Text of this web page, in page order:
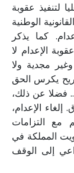
لتنفيذ عقوبة
القانونية الوطنية
كما يذكر
الإعدام لا
مجدية ولا
يكرس الحق
فضلا عن ذلك،
الإعدام،
مع التزامات
المملكة في
الداعي إلى الوقف